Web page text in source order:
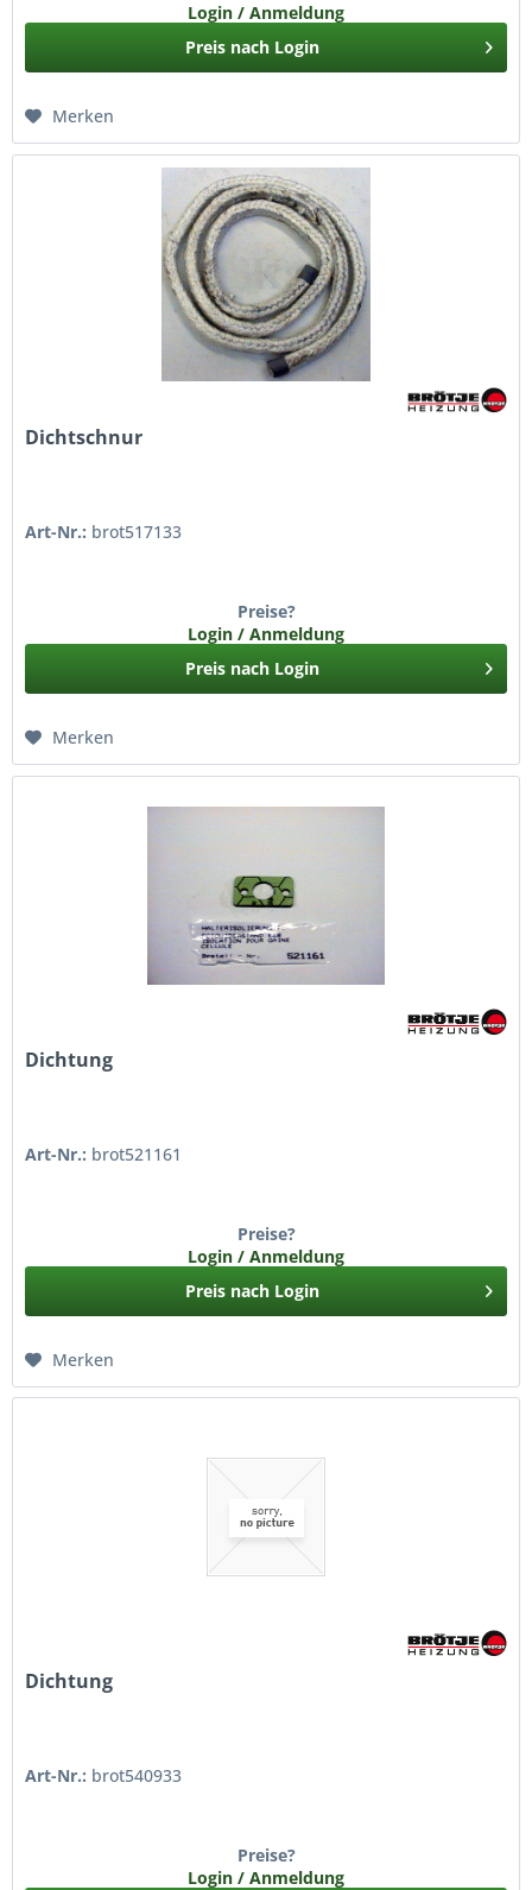
Login / Anmeldung
Preis nach Login
Merken
Dichtschnur
Art-Nr.: brot517133
Preise?
Login / Anmeldung
Preis nach Login
Merken
Dichtung
Art-Nr.: brot521161
Preise?
Login / Anmeldung
Preis nach Login
Merken
Dichtung
Art-Nr.: brot540933
Preise?
Login / Anmeldung